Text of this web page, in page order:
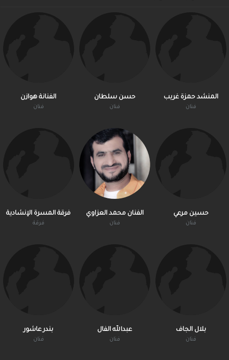
بندر عاشور
فنان
عبدالله الفال
فنان
بلال الجاف
فنان
فرقة المسرة الإنشادية
فرقة
الفنان محمد العزاوي
فنان
حسين مرعي
فنان
الفنانة هوازن
فنان
حسن سلطان
فنان
المنشد حمزة غريب
فنان